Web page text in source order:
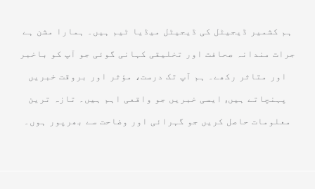
ہم کشمیر ڈیجیٹل کی ڈیجیٹل میڈیا ٹیم ہیں۔ ہمارا مشن ہے
جرات مندانہ صحافت اور تخلیقی کہانی گوئی جو آپ کو باخبر
اور متاثر رکھے۔ ہم آپ تک درست، مؤثر اور بروقت خبریں
پہنچاتے ہیں, ایسی خبریں جو واقعی اہم ہیں۔ تازہ ترین
معلومات حاصل کریں جو گہرائی اور وضاحت سے بھرپور ہوں۔